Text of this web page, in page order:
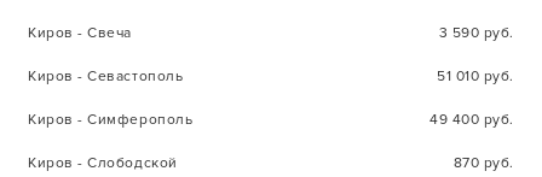
Киров - Свеча 3 590 руб.
Киров - Севастополь 51 010 руб.
Киров - Симферополь 49 400 руб.
Киров - Слободской 870 руб.